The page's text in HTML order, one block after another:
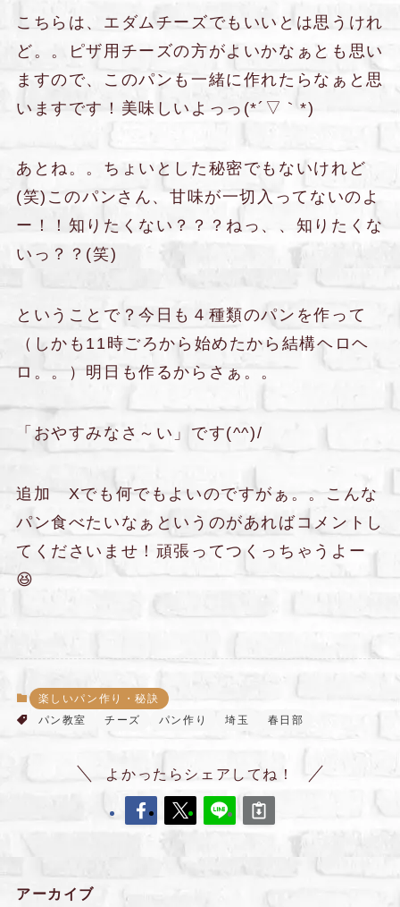
こちらは、エダムチーズでもいいとは思うけれ
ど。。ピザ用チーズの方がよいかなぁとも思い
ますので、このパンも一緒に作れたらなぁと思
いますです！美味しいよっっ(*´▽｀*)
あとね。。ちょいとした秘密でもないけれど
(笑)このパンさん、甘味が一切入ってないのよ
ー！！知りたくない？？？ねっ、、知りたくな
いっ？？(笑)
ということで？今日も４種類のパンを作って
（しかも11時ごろから始めたから結構ヘロヘ
ロ。。）明日も作るからさぁ。。
「おやすみなさ～い」です(^^)/
追加 Xでも何でもよいのですがぁ。。こんな
パン食べたいなぁというのがあればコメントし
てくださいませ！頑張ってつくっちゃうよー
😆
楽しいパン作り・秘訣
パン教室
チーズ パン作り 埼玉 春日部
よかったらシェアしてね！
アーカイブ